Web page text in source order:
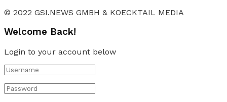
© 2022 GSI.NEWS GMBH & KOECKTAIL MEDIA
Welcome Back!
Login to your account below